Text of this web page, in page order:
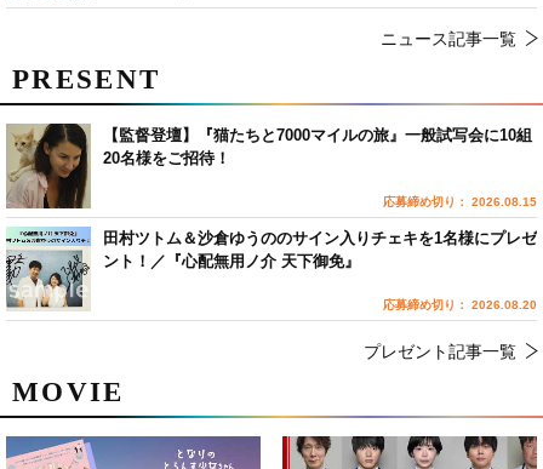
ニュース記事一覧
MOVIE
PRESENT
【監督登壇】『猫たちと7000マイルの旅』一般試写会に10組
20名様をご招待！
応募締め切り： 2026.08.15
田村ツトム＆沙倉ゆうののサイン入りチェキを1名様にプレゼ
ント！／『心配無用ノ介 天下御免』
応募締め切り： 2026.08.20
プレゼント記事一覧